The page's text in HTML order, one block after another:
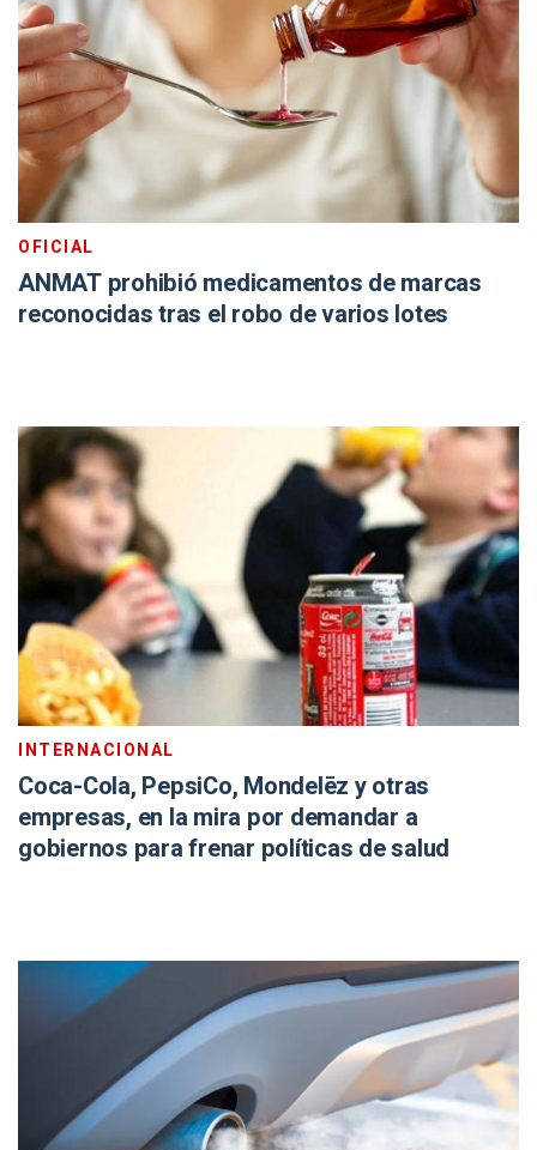
OFICIAL
ANMAT prohibió medicamentos de marcas
reconocidas tras el robo de varios lotes
INTERNACIONAL
Coca-Cola, PepsiCo, Mondelēz y otras
empresas, en la mira por demandar a
gobiernos para frenar políticas de salud